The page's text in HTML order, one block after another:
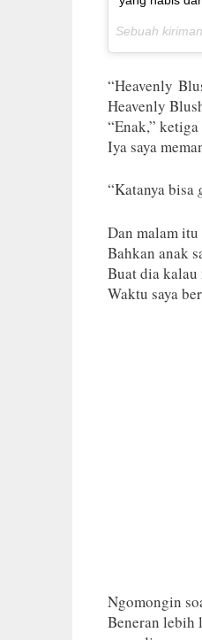
Sebuah
“Heavenly
Heavenly
“Enak,”
Iya saya
“Katanya bisa
Dan malam
Bahkan anak
Buat dia kalau
Waktu saya
Ngomongin
Beneran lebih